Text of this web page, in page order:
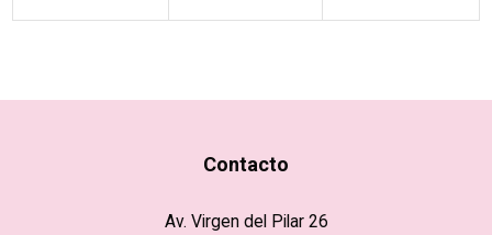
Contacto
Av. Virgen del Pilar 26